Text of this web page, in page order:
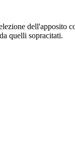
quelli sopracitati.